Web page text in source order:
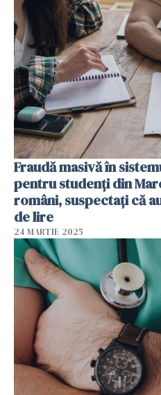
Fraudă masivă în
pentru studenți din
români, suspectați că
de lire
24 MARTIE 2025